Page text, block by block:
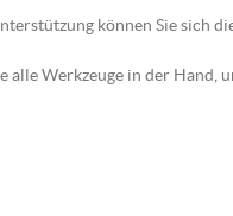
können Sie sich
Werkzeuge in der Hand,